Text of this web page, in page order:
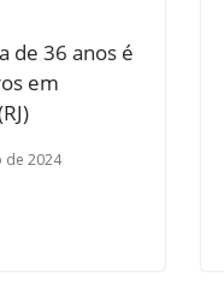
de 36 anos é
em
de 2024